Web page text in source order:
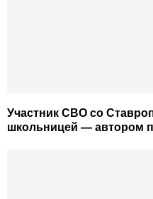
Участник СВО со
школьницей — автором